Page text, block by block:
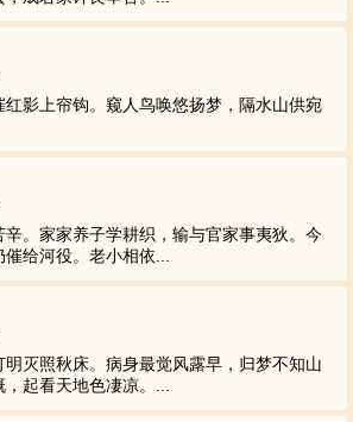
影上帘钩。窥人鸟唤悠扬梦，隔水山供宛
。家家养子学耕织，输与官家事夷狄。今
给河役。老小相依...
灭照秋床。病身最觉风露早，归梦不知山
起看天地色凄凉。...